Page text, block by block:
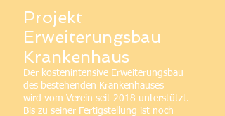
Projekt
Erweiterungsbau
Krankenhaus
​Der kostenintensive Erweiterungsbau
des bestehenden Krankenhauses
wird vom Verein seit 2018 unterstützt.
Bis zu seiner Fertigstellung ist noch